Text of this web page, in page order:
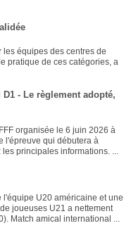
les équipes des centres de
pratique de ces catégories, a
- Le règlement adopté,
organisée le 6 juin 2026 à
l'épreuve qui débutera à
principales informations. ...
U20 américaine et une
joueuses U21 a nettement
Match amical international ...